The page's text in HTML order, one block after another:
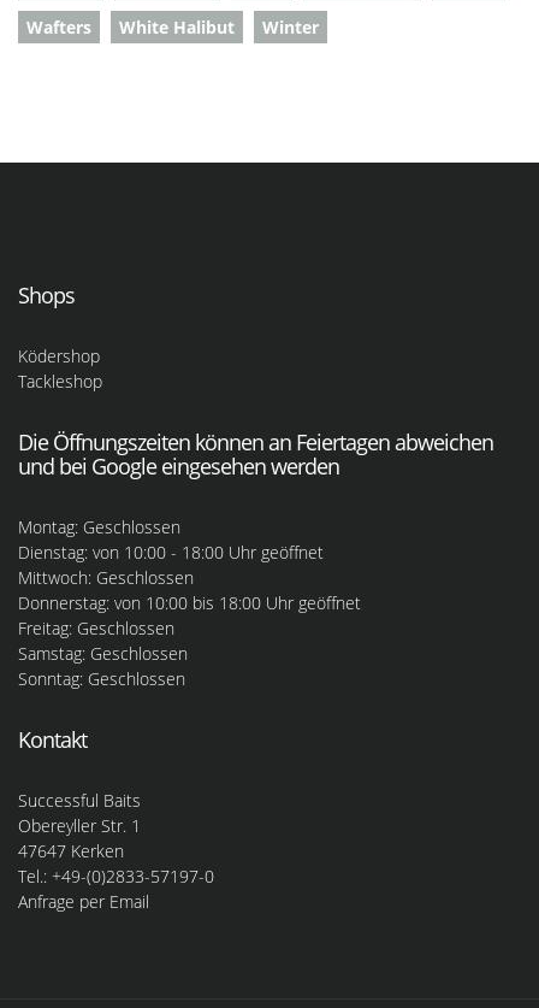
Wafters
White Halibut Winter
Shops
Ködershop
Tackleshop
Die Öffnungszeiten können an Feiertagen abweichen
und bei Google eingesehen werden
Montag: Geschlossen
Dienstag: von 10:00 - 18:00 Uhr geöffnet
Mittwoch: Geschlossen
Donnerstag: von 10:00 bis 18:00 Uhr geöffnet
Freitag: Geschlossen
Samstag: Geschlossen
Sonntag: Geschlossen
Kontakt
Successful Baits
Obereyller Str. 1
47647 Kerken
Tel.: +49-(0)2833-57197-0
Anfrage per Email